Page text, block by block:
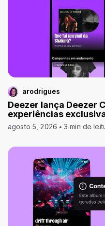
arodrigues
Deezer lança Deezer
experiências
agosto 5, 2026 3 min de